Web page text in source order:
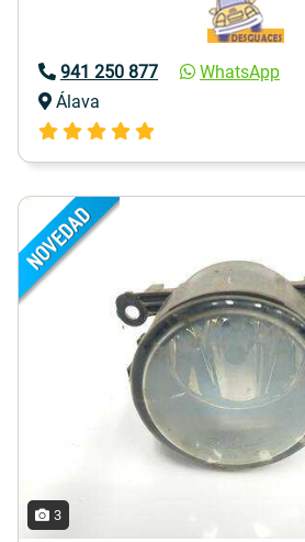
941 250 877
WhatsApp
Álava
3